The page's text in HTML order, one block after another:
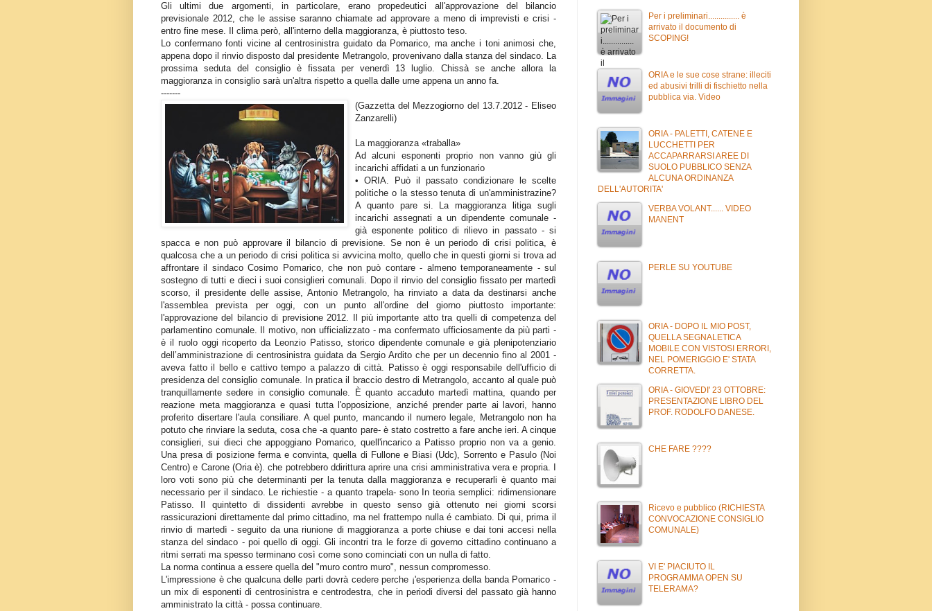
Gli ultimi due argomenti, in particolare, erano propedeutici all'approvazione del bilancio
previsionale 2012, che le assise saranno chiamate ad approvare a meno di imprevisti e crisi -
entro fine mese. Il clima però, all'interno della maggioranza, è piuttosto teso.
Lo confermano fonti vicine al centrosinistra guidato da Pomarico, ma anche i toni animosi che,
appena dopo il rinvio disposto dal presidente Metrangolo, provenivano dalla stanza del sindaco. La
prossima seduta del consiglio è fissata per venerdì 13 luglio. Chissà se anche allora la
maggioranza in consiglio sarà un'altra rispetto a quella dalle urne appena un anno fa.
-------
(Gazzetta del Mezzogiorno del 13.7.2012 - Eliseo
Zanzarelli)
La maggioranza «traballa»
Ad alcuni esponenti proprio non vanno giù gli
incarichi affidati a un funzionario
• ORIA. Può il passato condizionare le scelte
politiche o la stesso tenuta di un'amministrazine?
A quanto pare si. La maggioranza litiga sugli
incarichi assegnati a un dipendente comunale -
già esponente politico di rilievo in passato - si
spacca e non può approvare il bilancio di previsione. Se non è un periodo di crisi politica, è
qualcosa che a un periodo di crisi politica si avvicina molto, quello che in questi giorni si trova ad
affrontare il sindaco Cosimo Pomarico, che non può contare - almeno temporaneamente - sul
sostegno di tutti e dieci i suoi consiglieri comunali. Dopo il rinvio del consiglio fissato per martedì
scorso, il presidente delle assise, Antonio Metrangolo, ha rinviato a data da destinarsi anche
l'assemblea prevista per oggi, con un punto all'ordine del giorno piuttosto importante:
l'approvazione del bilancio di previsione 2012. Il più importante atto tra quelli di competenza del
parlamentino comunale. Il motivo, non ufficializzato - ma confermato ufficiosamente da più parti -
è il ruolo oggi ricoperto da Leonzio Patisso, storico dipendente comunale e già plenipotenziario
dell’amministrazione di centrosinistra guidata da Sergio Ardito che per un decennio fino al 2001 -
aveva fatto il bello e cattivo tempo a palazzo di città. Patisso è oggi responsabile dell'ufficio di
presidenza del consiglio comunale. In pratica il braccio destro di Metrangolo, accanto al quale può
tranquillamente sedere in consiglio comunale. È quanto accaduto martedì mattina, quando per
reazione meta maggioranza e quasi tutta l'opposizione, anziché prender parte ai lavori, hanno
proferito disertare l'aula consiliare. A quel punto, mancando il numero legale, Metrangolo non ha
potuto che rinviare la seduta, cosa che -a quanto pare- è stato costretto a fare anche ieri. A cinque
consiglieri, sui dieci che appoggiano Pomarico, quell'incarico a Patisso proprio non va a genio.
Una presa di posizione ferma e convinta, quella di Fullone e Biasi (Udc), Sorrento e Pasulo (Noi
Centro) e Carone (Oria è). che potrebbero ddirittura aprire una crisi amministrativa vera e propria. I
loro voti sono più che determinanti per la tenuta dalla maggioranza e recuperarli è quanto mai
necessario per il sindaco. Le richiestie - a quanto trapela- sono In teoria semplici: ridimensionare
Patisso. Il quintetto di dissidenti avrebbe in questo senso già ottenuto nei giorni scorsi
rassicurazioni direttamente dal primo cittadino, ma nel frattempo nulla é cambiato. Di qui, prima il
rinvio di martedì - seguito da una riunione di maggioranza a porte chiuse e dai toni accesi nella
stanza del sindaco - poi quello di oggi. Gli incontri tra le forze di governo cittadino continuano a
ritmi serrati ma spesso terminano così come sono cominciati con un nulla di fatto.
La norma continua a essere quella del "muro contro muro", nessun compromesso.
L'impressione è che qualcuna delle parti dovrà cedere perche ¡'esperienza della banda Pomarico -
un mix di esponenti di centrosinistra e centrodestra, che in periodi diversi del passato già hanno
amministrato la città - possa continuare.
Per i preliminari............... è
arrivato il documento di
SCOPING!
ORIA e le sue cose strane: illeciti
ed abusivi trilli di fischietto nella
pubblica via. Video
ORIA - PALETTI, CATENE E
LUCCHETTI PER
ACCAPARRARSI AREE DI
SUOLO PUBBLICO SENZA
ALCUNA ORDINANZA
DELL'AUTORITA'
VERBA VOLANT...... VIDEO
MANENT
PERLE SU YOUTUBE
ORIA - DOPO IL MIO POST,
QUELLA SEGNALETICA
MOBILE CON VISTOSI ERRORI,
NEL POMERIGGIO E' STATA
CORRETTA.
ORIA - GIOVEDI' 23 OTTOBRE:
PRESENTAZIONE LIBRO DEL
PROF. RODOLFO DANESE.
CHE FARE ????
Ricevo e pubblico (RICHIESTA
CONVOCAZIONE CONSIGLIO
COMUNALE)
VI E' PIACIUTO IL
PROGRAMMA OPEN SU
TELERAMA?